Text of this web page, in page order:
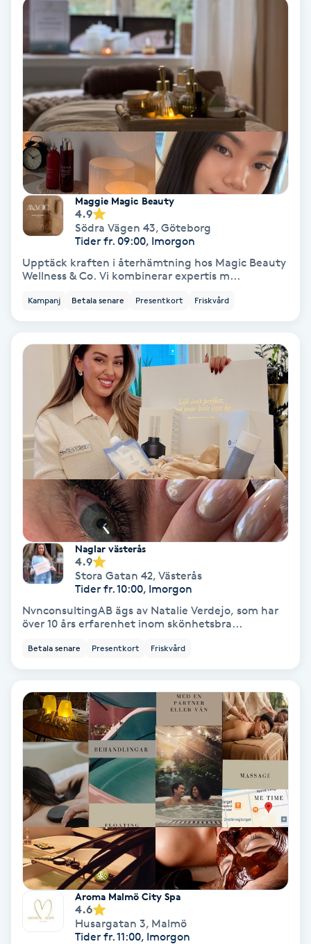
Paraffinbehandling
Pedikyr
Pensionärklippning
Permanent
Permanent hårborttagning
Permanent ögonbrynsmakeup
Personlig tränare
Piercing
Pigmentbehandling
Pigmentfläckar
Plastikkirurgi
Powder brows
Power Yoga
PRX-T33
Psoriasis
Radiofrekvens
Rakning
Reflexologi
Maggie Magic Beauty
4.9
Södra Vägen 43, Göteborg
Tider fr. 09:00, Imorgon
Upptäck kraften i återhämtning hos Magic Beauty
Wellness & Co. Vi kombinerar expertis m...
Kampanj Betala senare Presentkort Friskvård
Naglar västerås
4.9
Stora Gatan 42, Västerås
Tider fr. 10:00, Imorgon
NvnconsultingAB ägs av Natalie Verdejo, som har
över 10 års erfarenhet inom skönhetsbra...
Betala senare Presentkort Friskvård
Aroma Malmö City Spa
4.6
Husargatan 3, Malmö
Tider fr. 11:00, Imorgon